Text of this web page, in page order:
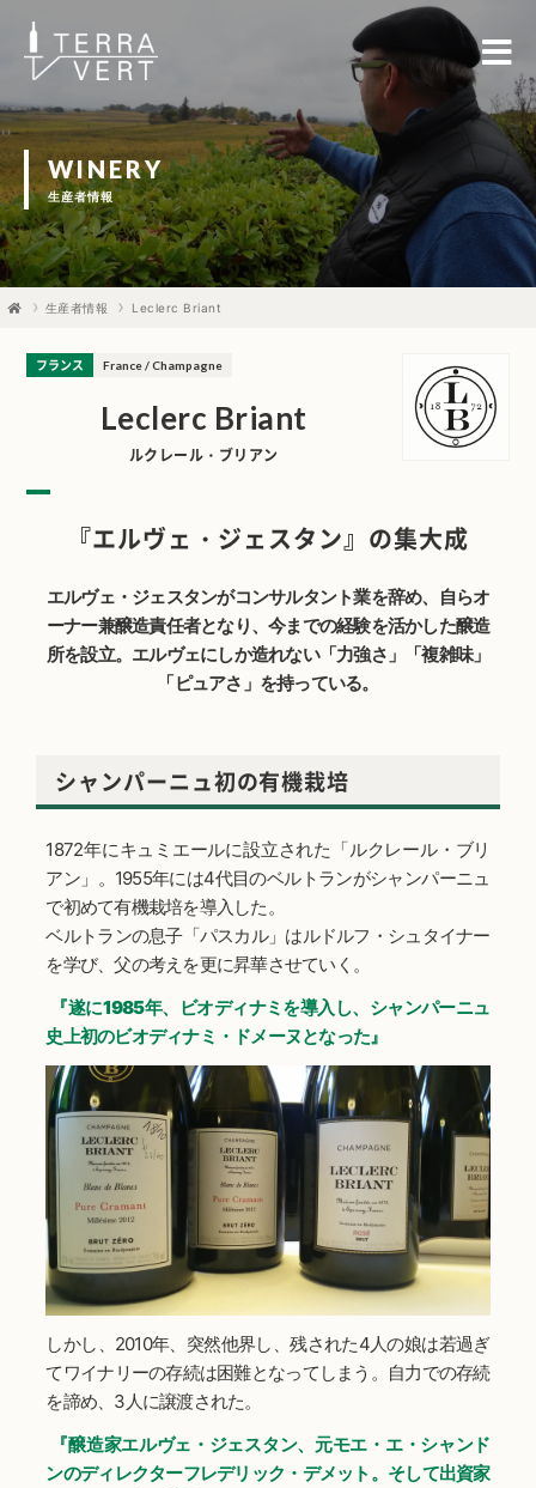
WINERY
生産者情報
生産者情報 Leclerc Briant
Leclerc Briant
ルクレール・ブリアン
フランス France / Champagne
『エルヴェ・ジェスタン』の集大成
エルヴェ・ジェスタンがコンサルタント業を辞め、自らオ
ーナー兼醸造責任者となり、今までの経験を活かした醸造
所を設立。エルヴェにしか造れない「力強さ」「複雑味」
「ピュアさ」を持っている。
シャンパーニュ初の有機栽培
1872年にキュミエールに設立された「ルクレール・ブリ
アン」。1955年には4代目のベルトランがシャンパーニュ
で初めて有機栽培を導入した。
ベルトランの息子「パスカル」はルドルフ・シュタイナー
を学び、父の考えを更に昇華させていく。
『遂に1985年、ビオディナミを導入し、シャンパーニュ
史上初のビオディナミ・ドメーヌとなった』
しかし、2010年、突然他界し、残された4人の娘は若過ぎ
てワイナリーの存続は困難となってしまう。自力での存続
を諦め、3人に譲渡された。
『醸造家エルヴェ・ジェスタン、元モエ・エ・シャンド
ンのディレクターフレデリック・デメット。そして出資家